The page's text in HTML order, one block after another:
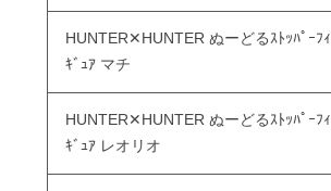
HUNTER✕HUNTER ぬーどるｽﾄｯﾊﾟｰﾌｨ
ｷﾞｭｱ マチ
HUNTER✕HUNTER ぬーどるｽﾄｯﾊﾟｰﾌｨ
ｷﾞｭｱ レオリオ